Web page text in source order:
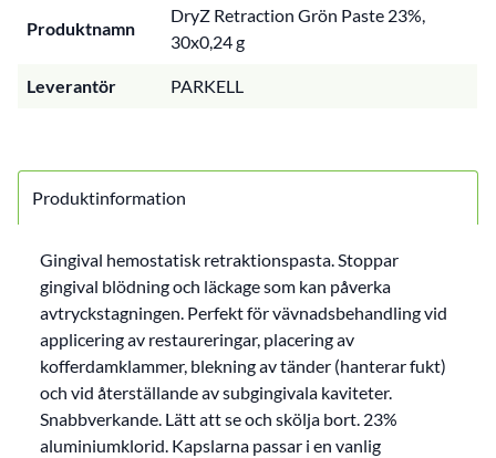
Produktnamn
DryZ Retraction Grön Paste 23%,
30x0,24 g
Leverantör PARKELL
Produktinformation
Gingival hemostatisk retraktionspasta. Stoppar
gingival blödning och läckage som kan påverka
avtryckstagningen. Perfekt för vävnadsbehandling vid
applicering av restaureringar, placering av
kofferdamklammer, blekning av tänder (hanterar fukt)
och vid återställande av subgingivala kaviteter.
Snabbverkande. Lätt att se och skölja bort. 23%
aluminiumklorid. Kapslarna passar i en vanlig